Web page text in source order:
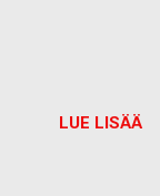
LUE LISÄÄ